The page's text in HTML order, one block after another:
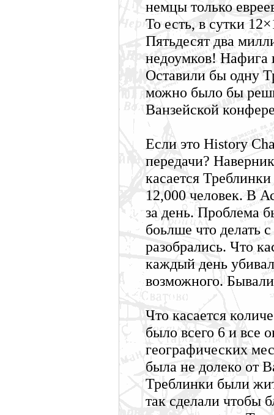
немцы только
То есть, в сутки
Пятьдесят два
недоумков! Нафига
Оставили бы одну
можно было бы
Ванзейской
Если это History
передачи?
касается
12,000 человек. В
за день. Проблема
боьлше что делать
разобрались. Что
каждый день
возможного.
Что касается
было всего 6 и все
географических
была не долеко от
Треблинки были
так сделали чтобы